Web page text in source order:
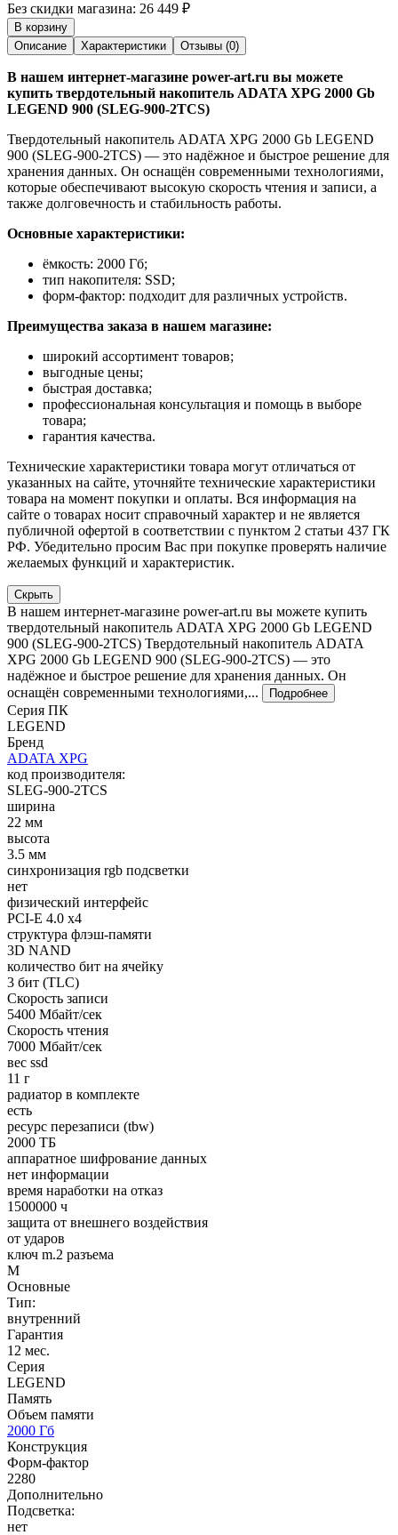
Без скидки магазина: 26 449 ₽
В корзину
Описание
Характеристики Отзывы (0)
В нашем интернет-магазине power-art.ru вы можете
купить твердотельный накопитель ADATA XPG 2000 Gb
LEGEND 900 (SLEG-900-2TCS)
Твердотельный накопитель ADATA XPG 2000 Gb LEGEND
900 (SLEG-900-2TCS) — это надёжное и быстрое решение для
хранения данных. Он оснащён современными технологиями,
которые обеспечивают высокую скорость чтения и записи, а
также долговечность и стабильность работы.
Основные характеристики:
ёмкость: 2000 Гб;
тип накопителя: SSD;
форм-фактор: подходит для различных устройств.
Преимущества заказа в нашем магазине:
широкий ассортимент товаров;
выгодные цены;
быстрая доставка;
профессиональная консультация и помощь в выборе
товара;
гарантия качества.
Технические характеристики товара могут отличаться от
указанных на сайте, уточняйте технические характеристики
товара на момент покупки и оплаты. Вся информация на
сайте о товарах носит справочный характер и не является
публичной офертой в соответствии с пунктом 2 статьи 437 ГК
РФ. Убедительно просим Вас при покупке проверять наличие
желаемых функций и характеристик.
Скрыть
В нашем интернет-магазине power-art.ru вы можете купить
твердотельный накопитель ADATA XPG 2000 Gb LEGEND
900 (SLEG-900-2TCS) Твердотельный накопитель ADATA
XPG 2000 Gb LEGEND 900 (SLEG-900-2TCS) — это
надёжное и быстрое решение для хранения данных. Он
оснащён современными технологиями,...
Подробнее
Серия ПК
LEGEND
Бренд
ADATA XPG
код производителя:
SLEG-900-2TCS
ширина
22 мм
высота
3.5 мм
синхронизация rgb подсветки
нет
физический интерфейс
PCI-E 4.0 x4
структура флэш-памяти
3D NAND
количество бит на ячейку
3 бит (TLC)
Cкорость записи
5400 Мбайт/сек
Cкорость чтения
7000 Мбайт/сек
вес ssd
11 г
радиатор в комплекте
есть
ресурс перезаписи (tbw)
2000 ТБ
аппаратное шифрование данных
нет информации
время наработки на отказ
1500000 ч
защита от внешнего воздействия
от ударов
ключ m.2 разъема
M
Основные
Тип:
внутренний
Гарантия
12 мес.
Серия
LEGEND
Память
Объем памяти
2000 Гб
Конструкция
Форм-фактор
2280
Дополнительно
Подсветка:
нет